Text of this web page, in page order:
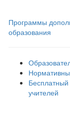
Программы
образования
учителей